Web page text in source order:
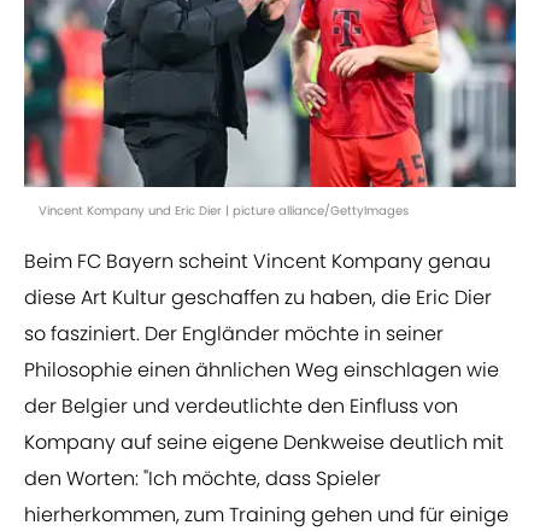
Vincent Kompany und Eric Dier | picture alliance/GettyImages
Beim FC Bayern scheint Vincent Kompany genau
diese Art Kultur geschaffen zu haben, die Eric Dier
so fasziniert. Der Engländer möchte in seiner
Philosophie einen ähnlichen Weg einschlagen wie
der Belgier und verdeutlichte den Einfluss von
Kompany auf seine eigene Denkweise deutlich mit
den Worten: "Ich möchte, dass Spieler
hierherkommen, zum Training gehen und für einige